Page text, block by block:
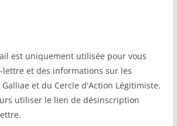
est uniquement utilisée pour vous
et des informations sur les
et du Cercle d'Action Légitimiste.
utiliser le lien de désinscription